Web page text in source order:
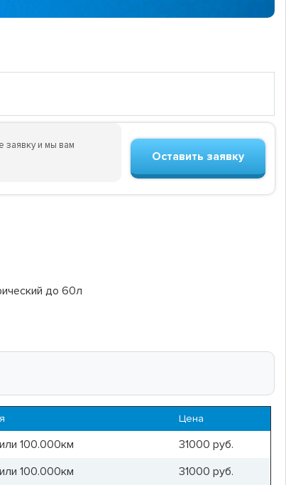
заявку и мы вам
Оставить заявку
до 60л
Цена
100.000км 31000 руб.
100.000км 31000 руб.